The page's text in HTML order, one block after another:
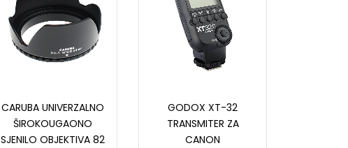
CARUBA UNIVERZALNO
ŠIROKOUGAONO
SJENILO OBJEKTIVA 82
GODOX XT-32
TRANSMITER ZA
CANON